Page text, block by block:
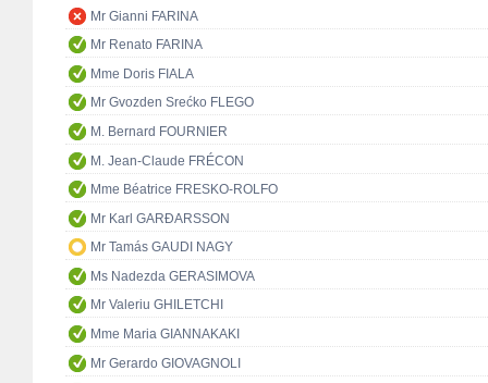
Mr Gianni FARINA
Mr Renato FARINA
Mme Doris FIALA
Mr Gvozden Srećko FLEGO
M. Bernard FOURNIER
M. Jean-Claude FRÉCON
Mme Béatrice FRESKO-ROLFO
Mr Karl GARÐARSSON
Mr Tamás GAUDI NAGY
Ms Nadezda GERASIMOVA
Mr Valeriu GHILETCHI
Mme Maria GIANNAKAKI
Mr Gerardo GIOVAGNOLI